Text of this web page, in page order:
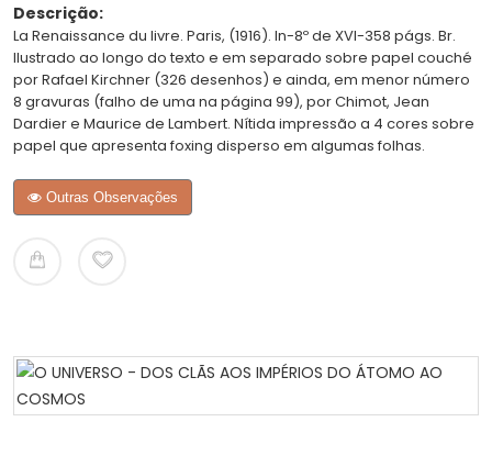
Descrição:
La Renaissance du livre. Paris, (1916). In-8º de XVI-358 págs. Br.
Ilustrado ao longo do texto e em separado sobre papel couché
por Rafael Kirchner (326 desenhos) e ainda, em menor número
8 gravuras (falho de uma na página 99), por Chimot, Jean
Dardier e Maurice de Lambert. Nítida impressão a 4 cores sobre
papel que apresenta foxing disperso em algumas folhas.
Outras Observações